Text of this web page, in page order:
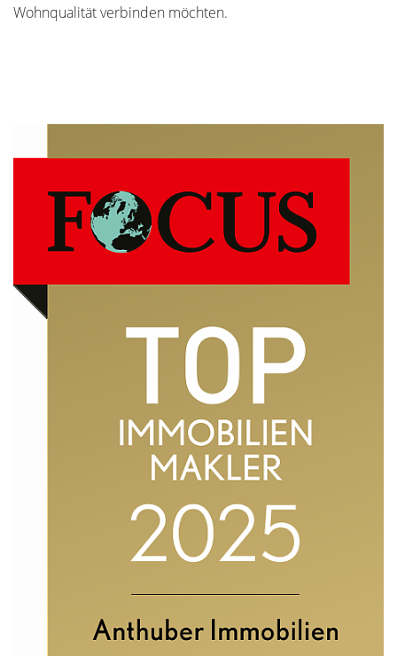
Wohnqualität verbinden möchten.